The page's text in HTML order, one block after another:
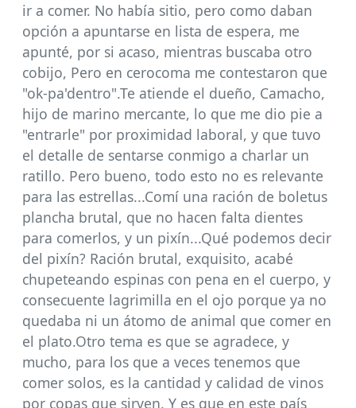
ir a comer. No había sitio, pero como daban
opción a apuntarse en lista de espera, me
apunté, por si acaso, mientras buscaba otro
cobijo, Pero en cerocoma me contestaron que
"ok-pa'dentro".Te atiende el dueño, Camacho,
hijo de marino mercante, lo que me dio pie a
"entrarle" por proximidad laboral, y que tuvo
el detalle de sentarse conmigo a charlar un
ratillo. Pero bueno, todo esto no es relevante
para las estrellas...Comí una ración de boletus
plancha brutal, que no hacen falta dientes
para comerlos, y un pixín...Qué podemos decir
del pixín? Ración brutal, exquisito, acabé
chupeteando espinas con pena en el cuerpo, y
consecuente lagrimilla en el ojo porque ya no
quedaba ni un átomo de animal que comer en
el plato.Otro tema es que se agradece, y
mucho, para los que a veces tenemos que
comer solos, es la cantidad y calidad de vinos
por copas que sirven. Y es que en este país